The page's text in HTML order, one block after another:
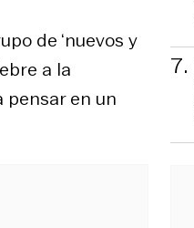
de ‘nuevos y
a la
pensar en un
7.